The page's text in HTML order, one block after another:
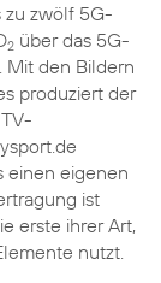
zu zwölf 5G-
2über das 5G-
Mit den Bildern
produziert der
einen eigenen
ist
erste ihrer Art,
nutzt.